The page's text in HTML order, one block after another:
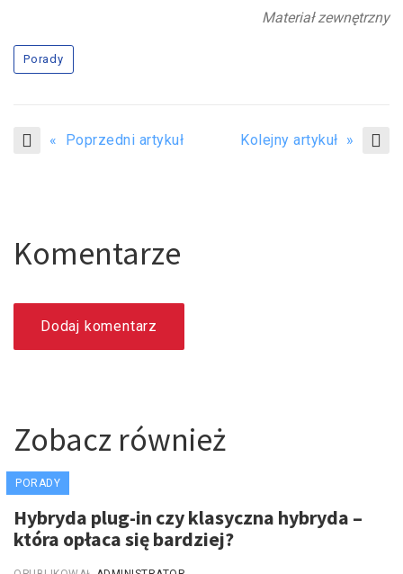
Materiał zewnętrzny
Porady
« Poprzedni artykuł Kolejny artykuł »
Komentarze
Dodaj komentarz
Zobacz również
PORADY
Hybryda plug-in czy klasyczna hybryda –
która opłaca się bardziej?